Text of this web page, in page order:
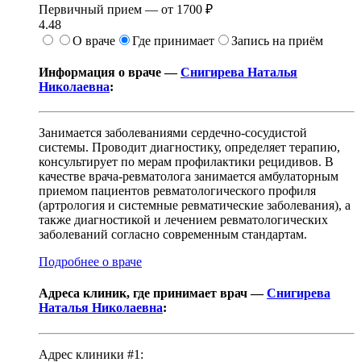
Первичный прием — от 1700 ₽
4.48
О враче
Где принимает Запись на приём
Информация о враче —Снигирева Наталья
Николаевна:
Занимается заболеваниями сердечно-сосудистой
системы. Проводит диагностику, определяет терапию,
консультирует по мерам профилактики рецидивов. В
качестве врача-ревматолога занимается амбулаторным
приемом пациентов ревматологического профиля
(артрология и системные ревматические заболевания), а
также диагностикой и лечением ревматологических
заболеваний согласно современным стандартам.
Подробнее о враче
Адреса клиник, где принимает врач —Снигирева
Наталья Николаевна:
Адрес клиники #1: